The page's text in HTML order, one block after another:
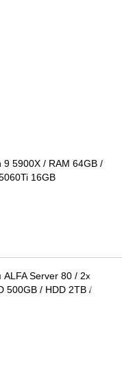
9 5900X / RAM 64GB /
16GB